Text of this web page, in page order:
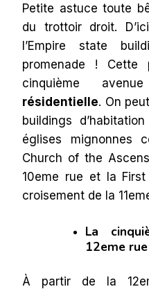
Petite astuce toute
du trottoir droit.
l’Empire state
promenade ! Cette
cinquième
résidentielle. On
buildings
églises mignonnes
Church of the
10eme rue et la
croisement de la
La
12eme
À partir de la